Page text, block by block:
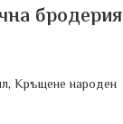
бродерия
, Кръщене народен